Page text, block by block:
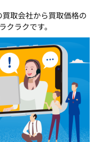
取会社から買取価格の
クラクです。